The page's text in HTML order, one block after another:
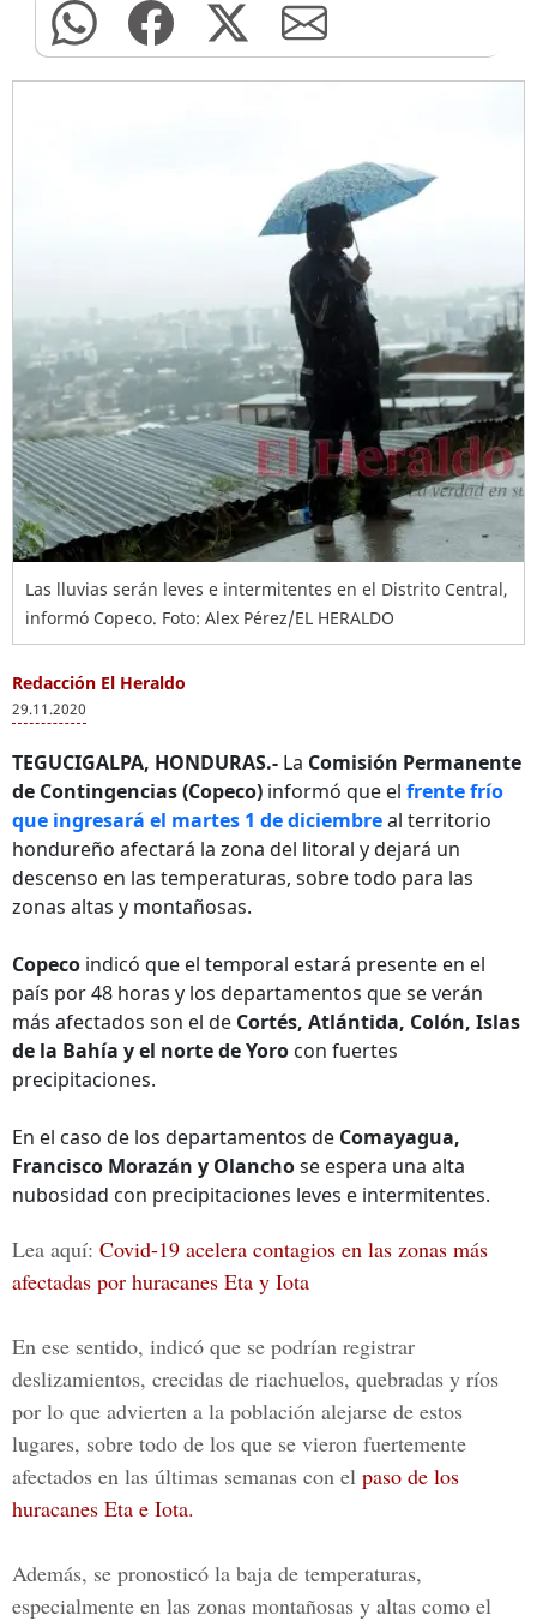
Las lluvias serán leves e intermitentes en el Distrito Central,
informó Copeco. Foto: Alex Pérez/EL HERALDO
Redacción El Heraldo
29.11.2020
TEGUCIGALPA, HONDURAS.- La Comisión Permanente
de Contingencias (Copeco) informó que el frente frío
que ingresará el martes 1 de diciembreal territorio
hondureño afectará la zona del litoral y dejará un
descenso en las temperaturas, sobre todo para las
zonas altas y montañosas.
Copeco indicó que el temporal estará presente en el
país por 48 horas y los departamentos que se verán
más afectados son el de Cortés, Atlántida, Colón, Islas
de la Bahía y el norte de Yoro con fuertes
precipitaciones.
En el caso de los departamentos de Comayagua,
Francisco Morazán y Olanchose espera una alta
nubosidad con precipitaciones leves e intermitentes.
Lea aquí: Covid-19 acelera contagios en las zonas más
afectadas por huracanes Eta y Iota
En ese sentido, indicó que se podrían registrar
deslizamientos, crecidas de riachuelos, quebradas y ríos
por lo que advierten a la población alejarse de estos
lugares, sobre todo de los que se vieron fuertemente
afectados en las últimas semanas con el paso de los
huracanes Eta e Iota.
Además, se pronosticó la baja de temperaturas,
especialmente en las zonas montañosas y altas como el